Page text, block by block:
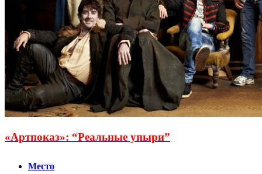
«Артпоказ»: “Реальные упыри”
Место